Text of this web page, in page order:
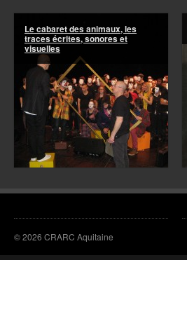
Le cabaret des animaux, les
traces écrites, sonores et
visuelles
© 2026 CRARC Aquitaine